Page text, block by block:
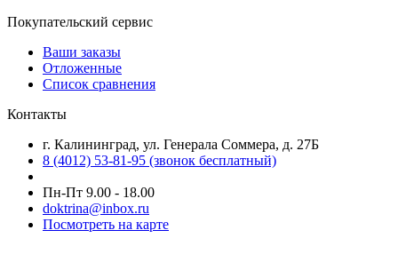
Покупательский сервис
Ваши заказы
Отложенные
Список сравнения
Контакты
г. Калининград, ул. Генерала Соммера, д. 27Б
8 (4012) 53-81-95 (звонок бесплатный)
Пн-Пт 9.00 - 18.00
doktrina@inbox.ru
Посмотреть на карте